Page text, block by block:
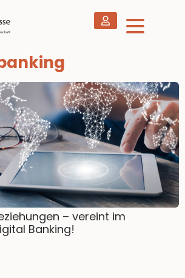
– vereint im
Banking!